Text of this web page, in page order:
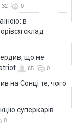
32 0
в
склад
що не
65 0
на Сонці те, чого
суперкарів
0